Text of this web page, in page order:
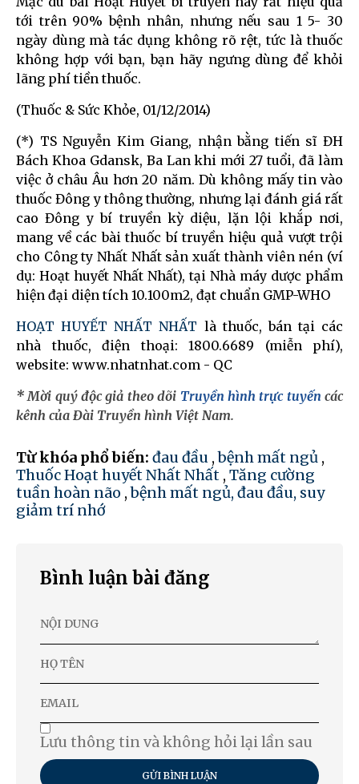
tới trên 90% bệnh nhân, nhưng nếu sau 1 5- 30
ngày dùng mà tác dụng không rõ rệt, tức là thuốc
không hợp với bạn, bạn hãy ngưng dùng để khỏi
lãng phí tiền thuốc.
(Thuốc & Sức Khỏe, 01/12/2014)
(*) TS Nguyễn Kim Giang, nhận bằng tiến sĩ ĐH
Bách Khoa Gdansk, Ba Lan khi mới 27 tuổi, đã làm
việc ở châu Âu hơn 20 năm. Dù không mấy tin vào
thuốc Đông y thông thường, nhưng lại đánh giá rất
cao Đông y bí truyền kỳ diệu, lặn lội khắp nơi,
mang về các bài thuốc bí truyền hiệu quả vượt trội
cho Công ty Nhất Nhất sản xuất thành viên nén (ví
dụ: Hoạt huyết Nhất Nhất), tại Nhà máy dược phẩm
hiện đại diện tích 10.100m2, đạt chuẩn GMP-WHO
HOẠT HUYẾT NHẤT NHẤT là thuốc, bán tại các
nhà thuốc, điện thoại: 1800.6689 (miễn phí),
website: www.nhatnhat.com - QC
* Mời quý độc giả theo dõi Truyền hình trực tuyến các
kênh của Đài Truyền hình Việt Nam.
Từ khóa phổ biến: đau đầu ,bệnh mất ngủ ,
Thuốc Hoạt huyết Nhất Nhất , Tăng cường
tuần hoàn não ,bệnh mất ngủ, đau đầu, suy
giảm trí nhớ
Bình luận bài đăng
Lưu thông tin và không hỏi lại lần sau
GỬI BÌNH LUẬN